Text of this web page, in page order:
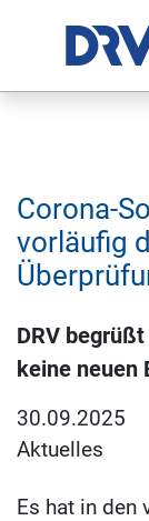
Corona-
vorläufig
DRV
keine neuen
30.09.2025
Aktuelles
Es hat in den